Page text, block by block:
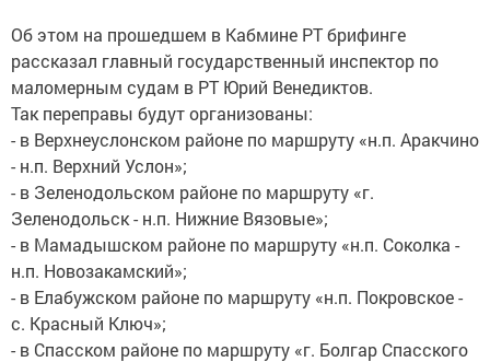
Об этом на прошедшем в Кабмине РТ брифинге
рассказал главный государственный инспектор по
маломерным судам в РТ Юрий Венедиктов.
Так переправы будут организованы:
- в Верхнеуслонском районе по маршруту «н.п. Аракчино
- н.п. Верхний Услон»;
- в Зеленодольском районе по маршруту «г.
Зеленодольск - н.п. Нижние Вязовые»;
- в Мамадышском районе по маршруту «н.п. Соколка -
н.п. Новозакамский»;
- в Елабужском районе по маршруту «н.п. Покровское -
с. Красный Ключ»;
- в Спасском районе по маршруту «г. Болгар Спасского